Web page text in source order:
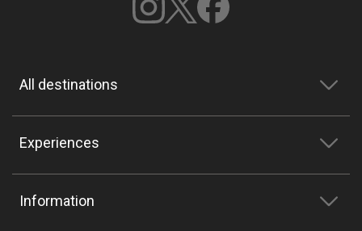
All destinations
Experiences
Information